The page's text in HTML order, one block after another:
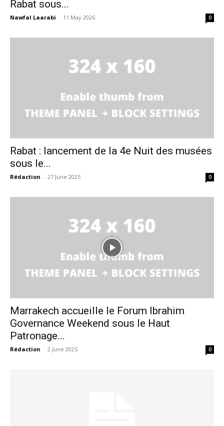
Rabat sous...
Nawfal Laarabi - 11 May 2026 0
Rabat : lancement de la 4e Nuit des musées
sous le...
Rédaction - 27 June 2025 0
Marrakech accueille le Forum Ibrahim
Governance Weekend sous le Haut
Patronage...
Rédaction - 2 June 2025 0